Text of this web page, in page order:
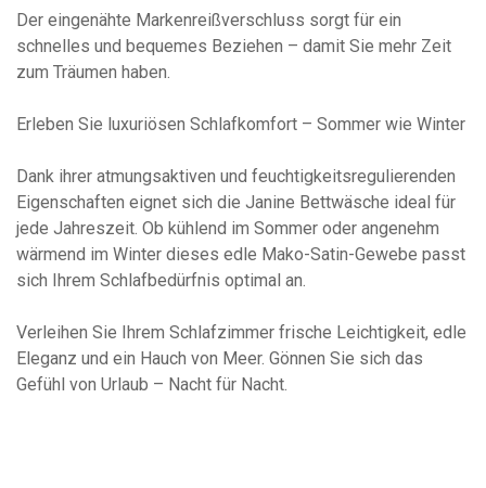
Der eingenähte Markenreißverschluss sorgt für ein
schnelles und bequemes Beziehen – damit Sie mehr Zeit
zum Träumen haben.
Erleben Sie luxuriösen Schlafkomfort – Sommer wie Winter
Dank ihrer atmungsaktiven und feuchtigkeitsregulierenden
Eigenschaften eignet sich die Janine Bettwäsche ideal für
jede Jahreszeit. Ob kühlend im Sommer oder angenehm
wärmend im Winter dieses edle Mako-Satin-Gewebe passt
sich Ihrem Schlafbedürfnis optimal an.
Verleihen Sie Ihrem Schlafzimmer frische Leichtigkeit, edle
Eleganz und ein Hauch von Meer. Gönnen Sie sich das
Gefühl von Urlaub – Nacht für Nacht.